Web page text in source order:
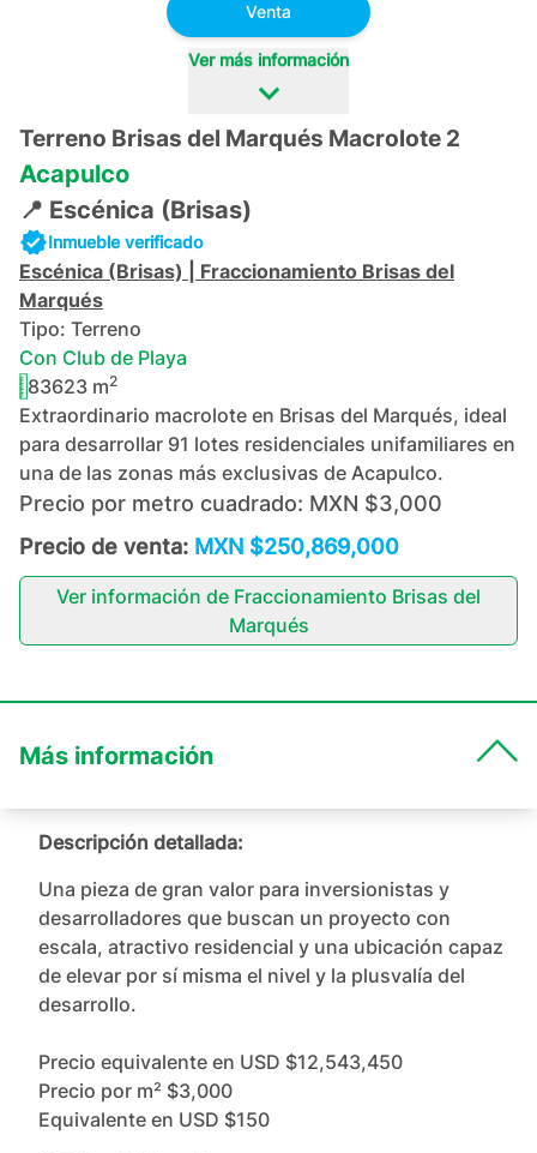
Venta
Ver más información
Terreno Brisas del Marqués Macrolote 2
Acapulco
📍 Escénica (Brisas)
Inmueble verificado
Escénica (Brisas)
Fraccionamiento Brisas del
Marqués
Tipo: Terreno
Con Club de Playa
83623m2
Extraordinario macrolote en Brisas del Marqués, ideal
para desarrollar 91 lotes residenciales unifamiliares en
una de las zonas más exclusivas de Acapulco.
Precio por metro cuadrado: MXN $3,000
Precio de venta: MXN $250,869,000
Ver información de Fraccionamiento Brisas del
Marqués
Más información
Descripción detallada:
Una pieza de gran valor para inversionistas y
desarrolladores que buscan un proyecto con
escala, atractivo residencial y una ubicación capaz
de elevar por sí misma el nivel y la plusvalía del
desarrollo.
Precio equivalente en USD $12,543,450
Precio por m² $3,000
Equivalente en USD $150